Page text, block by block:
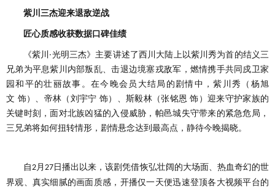
紫川三杰迎来退敌逆战
匠心质感收获数据口碑佳绩
《紫川·光明三杰》 主要讲述了西川大陆上以紫川秀为首的结义三
兄弟为平息紫川内部叛乱、击退边境塞戎敌军，燃情携手共同戍卫家
园和平的壮丽故事。 在今晚会员大结局的剧情中，紫川秀 （ 杨旭
文 饰） 、帝林 （刘宇宁 饰） 、斯毅林（张铭恩 饰）迎来守护家族的
关键时刻，面对北族凶猛的入侵威胁，帕邑城失守带来的紧急危局，
三兄弟将如何扭转情形，剧情悬念达到最高点，静待今晚揭晓。
自2 月 27日播出以来，该剧凭借恢弘壮阔的大场面、热血奇幻的世
界观、真实细腻的画面质感， 开播仅一天便迅速登顶各大视频平台的